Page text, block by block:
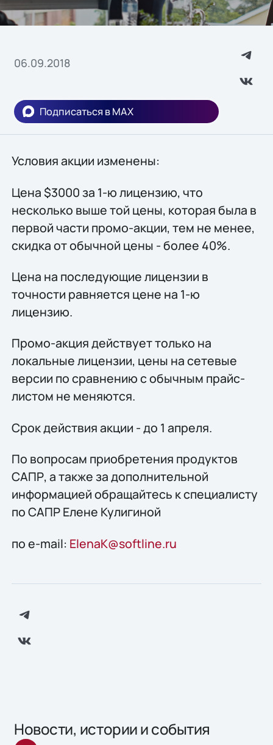
06.09.2018
Подписаться в MAX
Условия акции изменены:
Цена $3000 за 1-ю лицензию, что
несколько выше той цены, которая была в
первой части промо-акции, тем не менее,
скидка от обычной цены - более 40%.
Цена на последующие лицензии в
точности равняется цене на 1-ю
лицензию.
Промо-акция действует только на
локальные лицензии, цены на сетевые
версии по сравнению с обычным прайс-
листом не меняются.
Срок действия акции - до 1 апреля.
По вопросам приобретения продуктов
САПР, а также за дополнительной
информацией обращайтесь к специалисту
по САПР Елене Кулигиной
по e-mail: ElenaK@softline.ru
Новости, истории и события